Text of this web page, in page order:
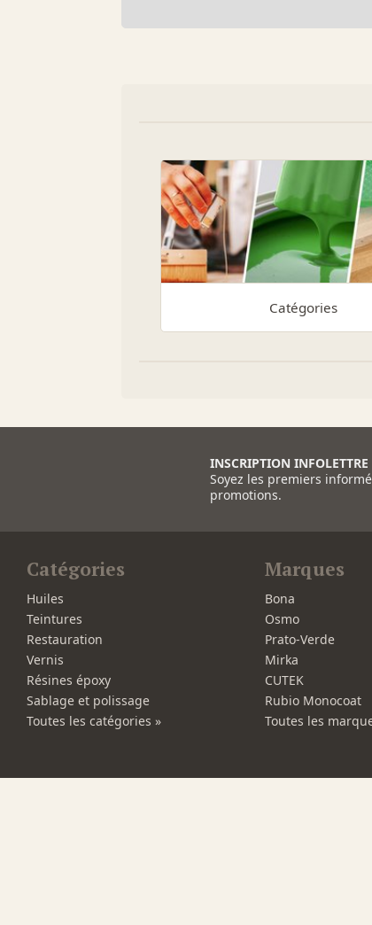
Catégories
INSCRIPTION INFOLETTRE
Soyez les premiers
promotions.
Catégories
Huiles
Teintures
Restauration
Vernis
Résines époxy
Sablage et polissage
Toutes les catégories »
Marques
Bona
Osmo
Prato-Verde
Mirka
CUTEK
Rubio Monocoat
Toutes les